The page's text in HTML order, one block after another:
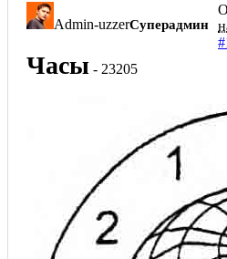
Admin-uzzerСуперадмин
Часы - 23205